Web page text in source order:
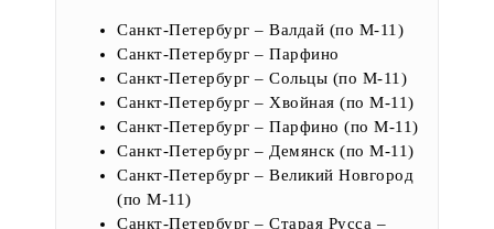
Санкт-Петербург – Валдай (по М-11)
Санкт-Петербург – Парфино
Санкт-Петербург – Сольцы (по М-11)
Санкт-Петербург – Хвойная (по М-11)
Санкт-Петербург – Парфино (по М-11)
Санкт-Петербург – Демянск (по М-11)
Санкт-Петербург – Великий Новгород
(по М-11)
Санкт-Петербург – Старая Русса –